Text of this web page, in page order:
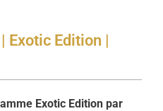
Exotic Edition |
Exotic Edition par